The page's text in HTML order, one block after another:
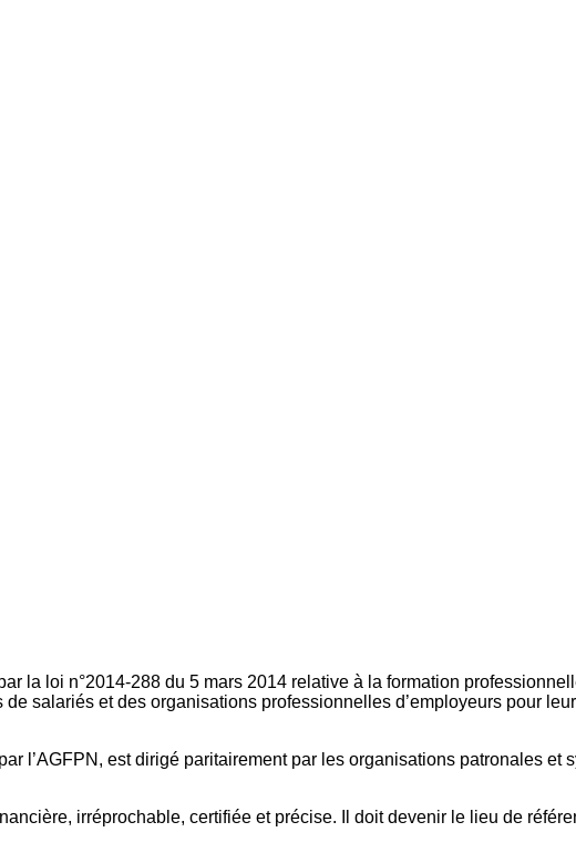
la loi n°2014-288 du 5 mars 2014 relative à la formation
salariés et des organisations professionnelles d’employeurs pour
l’AGFPN, est dirigé paritairement par les organisations patronales
irréprochable, certifiée et précise. Il doit devenir le lieu de